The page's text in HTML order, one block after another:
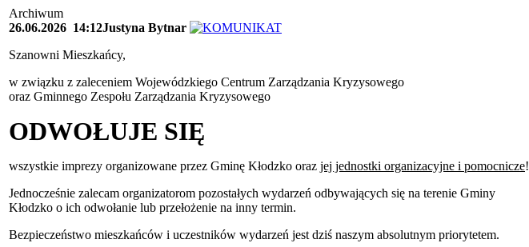
Archiwum
26.06.2026 14:12Justyna Bytnar
Szanowni Mieszkańcy,
w związku z zaleceniem Wojewódzkiego Centrum Zarządzania Kryzysowego
oraz Gminnego Zespołu Zarządzania Kryzysowego
ODWOŁUJE SIĘ
wszystkie imprezy organizowane przez Gminę Kłodzko oraz jej jednostki organizacyjne i pomocnicze!
Jednocześnie zalecam organizatorom pozostałych wydarzeń odbywających się na terenie Gminy
Kłodzko o ich odwołanie lub przełożenie na inny termin.
Bezpieczeństwo mieszkańców i uczestników wydarzeń jest dziś naszym absolutnym priorytetem.